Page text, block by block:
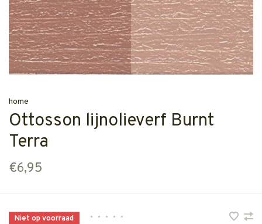
home
Ottosson lijnolieverf Burnt
Terra
€6,95
Niet op voorraad • • • • •